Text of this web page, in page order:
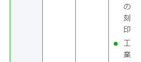
の
刻
印
工
業